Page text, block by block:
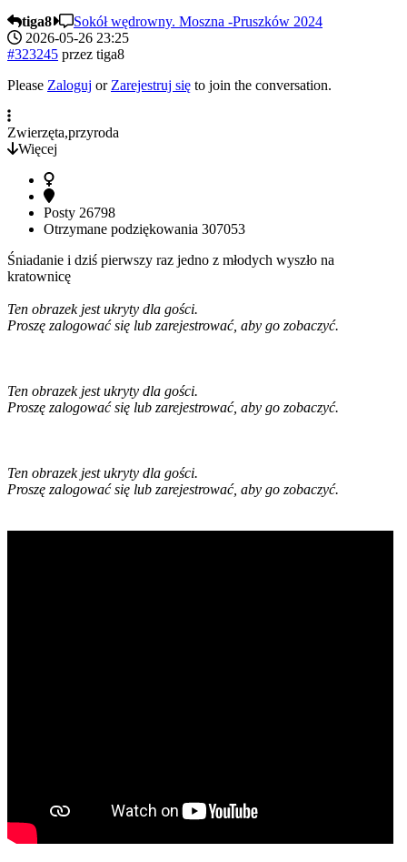
tiga8
Sokół wędrowny. Moszna -Pruszków 2024
2026-05-26 23:25
#323245 przez tiga8
Please Zaloguj or Zarejestruj się to join the conversation.
Zwierzęta,przyroda
Więcej
Posty 26798
Otrzymane podziękowania 307053
Śniadanie i dziś pierwszy raz jedno z młodych wyszło na
kratownicę
Ten obrazek jest ukryty dla gości.
Proszę zalogować się lub zarejestrować, aby go zobaczyć.
Ten obrazek jest ukryty dla gości.
Proszę zalogować się lub zarejestrować, aby go zobaczyć.
Ten obrazek jest ukryty dla gości.
Proszę zalogować się lub zarejestrować, aby go zobaczyć.